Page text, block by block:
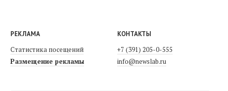
РЕКЛАМА
Статистика посещений
Размещение рекламы
КОНТАКТЫ
+7 (391) 205-0-555
info@newslab.ru